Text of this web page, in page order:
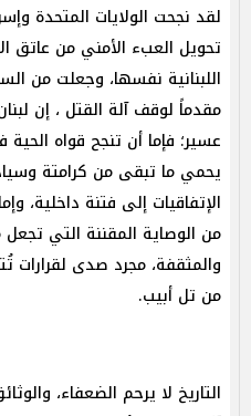
لقد نجحت الولايات المتحدة
تحويل العبء الأمني من عاتق
اللبنانية نفسها، وجعلت من
مقدماً لوقف آلة القتل ، إن
عسير؛ فإما أن تنجح قواه
يحمي ما تبقى من كرامتة
الإتفاقيات إلى فتنة داخلية،
من الوصاية المقننة التي تجعل
والمثقفة، مجرد صدى
من تل أبيب.
التاريخ لا يرحم الضعفاء،